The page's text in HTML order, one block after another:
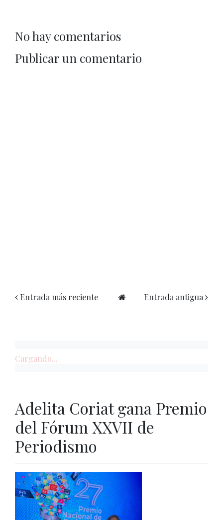
No hay comentarios
Publicar un comentario
Entrada más reciente Entrada antigua
Cargando...
Adelita Coriat gana Premio
del Fórum XXVII de
Periodismo